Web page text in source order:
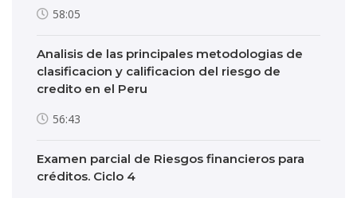
58:05
Analisis de las principales metodologias de
clasificacion y calificacion del riesgo de
credito en el Peru
56:43
Examen parcial de Riesgos financieros para
créditos. Ciclo 4